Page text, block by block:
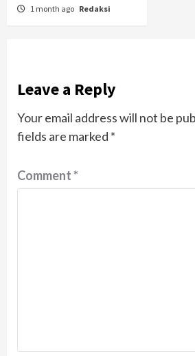
1 month ago Redaksi
Leave a Reply
Your email address will not be
fields are marked *
Comment*